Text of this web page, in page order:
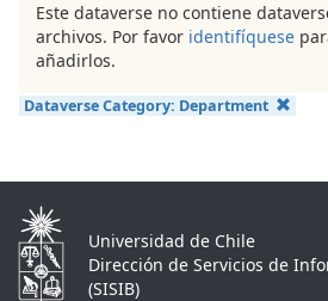
Este dataverse no contiene
archivos. Por favor identifíquese
añadirlos.
Dataverse Category: Department
Universidad de Chile
Dirección de Servicios de
(SISIB)